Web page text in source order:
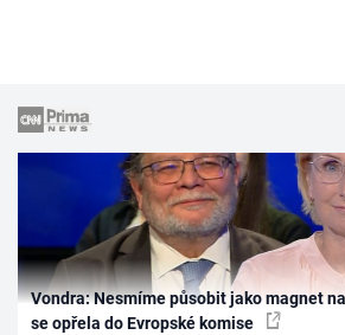
Vondra: Nesmíme působit jako magnet
se opřela do Evropské komise